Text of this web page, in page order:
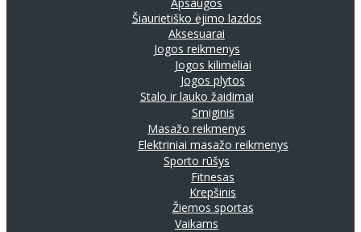
Šiaurietiško ėjimo lazdos
Aksesuarai
Jogos reikmenys
Jogos kilimėliai
Jogos plytos
Stalo ir lauko žaidimai
Smiginis
Masažo reikmenys
Elektriniai masažo reikmenys
Sporto rūšys
Fitnesas
Krepšinis
Žiemos sportas
Vaikams